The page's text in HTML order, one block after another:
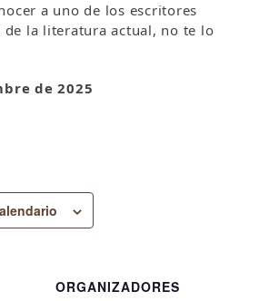
a uno de los escritores
de la literatura actual, no te lo
de 2025
ORGANIZADORES